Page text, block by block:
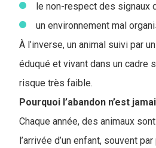
le non-respect des signaux
un environnement mal
À l’inverse, un animal suivi par
éduqué et vivant dans un cadre
risque très faible.
Pourquoi l’abandon n’est
Chaque année, des animaux
l’arrivée d’un enfant, souvent